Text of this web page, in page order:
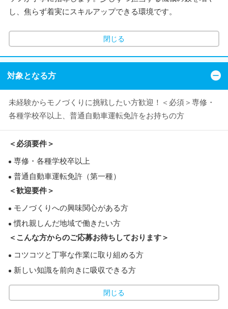
し、焦らず着実にスキルアップできる環境です。
閉じる
対象となる方
未経験からモノづくりに挑戦したい方歓迎！＜必須＞専修・
各種学校卒以上、普通自動車運転免許をお持ちの方
＜必須要件＞
専修・各種学校卒以上
普通自動車運転免許（第一種）
＜歓迎要件＞
モノづくりへの興味関心がある方
慣れ親しんだ地域で働きたい方
＜こんな方からのご応募お待ちしております＞
コツコツと丁寧な作業に取り組める方
新しい知識を前向きに吸収できる方
閉じる